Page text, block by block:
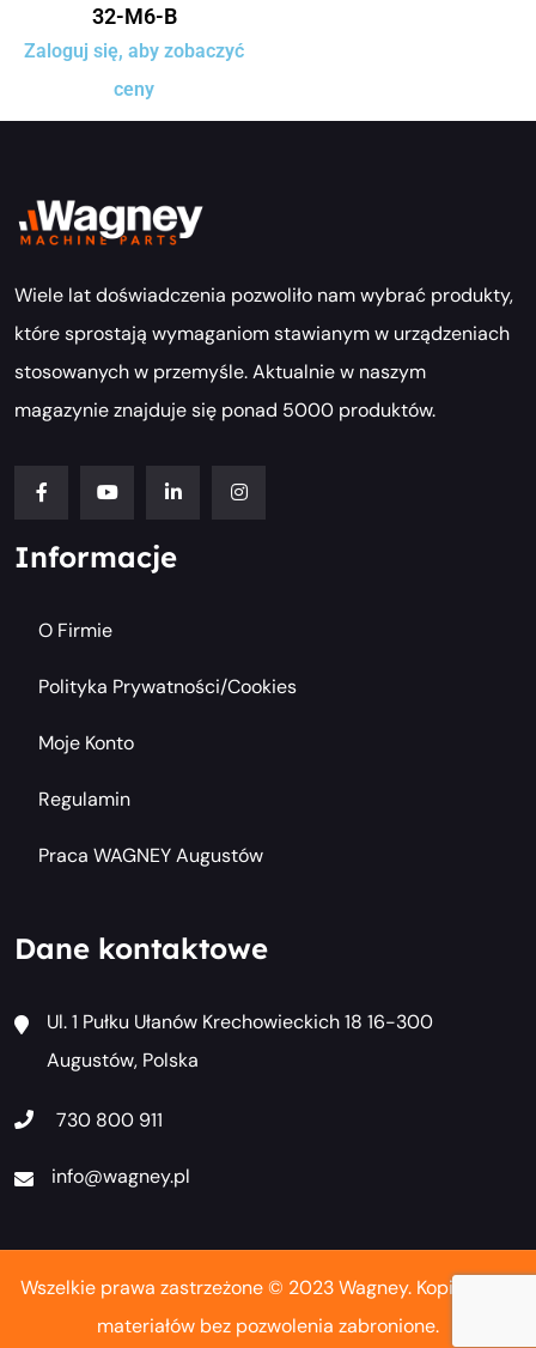
32-M6-B
Zaloguj się, aby zobaczyć
ceny
Wiele lat doświadczenia pozwoliło nam wybrać produkty,
które sprostają wymaganiom stawianym w urządzeniach
stosowanych w przemyśle. Aktualnie w naszym
magazynie znajduje się ponad 5000 produktów.
Informacje
O Firmie
Polityka Prywatności/cookies
Moje Konto
Regulamin
Praca WAGNEY Augustów
Dane kontaktowe
Ul. 1 Pułku Ułanów Krechowieckich 18 16-300
Augustów, Polska
730 800 911
info@wagney.pl
Wszelkie prawa zastrzeżone © 2023 Wagney. Kopiowanie
materiałów bez pozwolenia zabronione.